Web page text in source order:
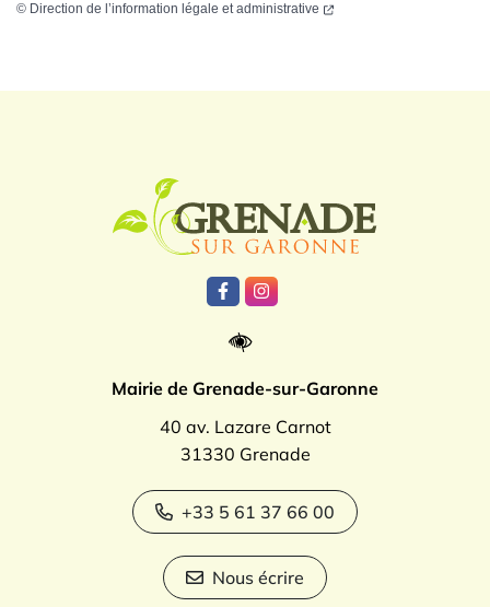
© Direction de l’information légale et administrative
Lien vers le compte Facebook
Lien vers le compte
Mairie de Grenade-sur-Garonne
40 av. Lazare Carnot
31330 Grenade
+33 5 61 37 66 00
Nous écrire